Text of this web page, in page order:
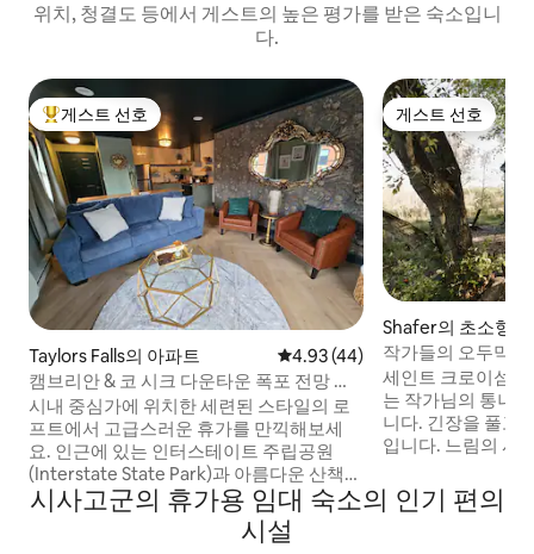
위치, 청결도 등에서 게스트의 높은 평가를 받은 숙소입니
다.
상위 게스트 선호
게스트 선호
Taylors Falls의 아파트 평점 4.93점(5점 만점), 후기 44
4.93 (44)
캠브리안 & 코 시크 다운타운 폭포 전망 로
프트
시내 중심가에 위치한 세련된 스타일의 로
프트에서 고급스러운 휴가를 만끽해보세
요. 인근에 있는 인터스테이트 주립공원
(Interstate State Park)과 아름다운 산책로
를 둘러보세요. 겨울에는 트롤하우겐 또는
와일드 마운틴에서 스키를 즐기고, 여름에
는 워터파크, 고카트, 미니 골프를 즐겨보세
게스트 선호
게스트 선호
Shafer의 초소형
작가들의 오두막 -
로 바로 나갈 수 있
세인트 크로이섬
는 작가님의 통나
니다. 긴장을 풀고
입니다. 느림의 시
게 디자인된 이 작
과 편안함이 어우
시사고군의 휴가용 임대 숙소의 인기 편의
시설